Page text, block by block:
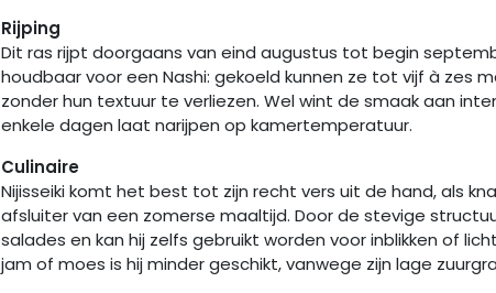
Rijping
Dit ras rijpt doorgaans van eind augustus tot begin
houdbaar voor een Nashi: gekoeld kunnen ze tot vijf à zes
zonder hun textuur te verliezen. Wel wint de smaak aan
enkele dagen laat narijpen op kamertemperatuur.
Culinaire
Nijisseiki komt het best tot zijn recht vers uit de hand, als
afsluiter van een zomerse maaltijd. Door de stevige
salades en kan hij zelfs gebruikt worden voor inblikken of
jam of moes is hij minder geschikt, vanwege zijn lage